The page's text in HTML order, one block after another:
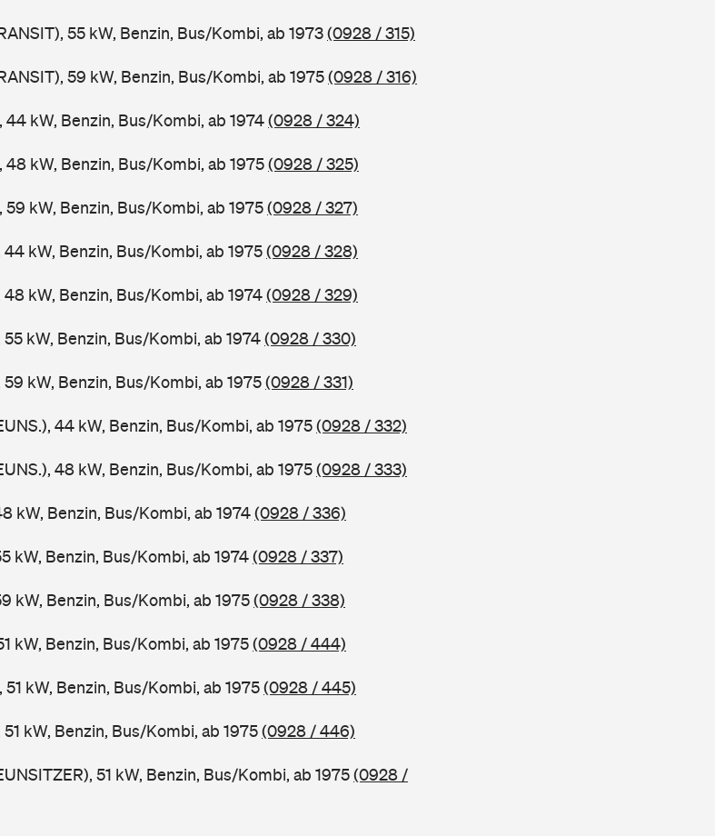
55 kW, Benzin, Bus/Kombi, ab 1973(0928 / 315)
59 kW, Benzin, Bus/Kombi, ab 1975(0928 / 316)
44 kW, Benzin, Bus/Kombi, ab 1974(0928 / 324)
48 kW, Benzin, Bus/Kombi, ab 1975(0928 / 325)
59 kW, Benzin, Bus/Kombi, ab 1975(0928 / 327)
44 kW, Benzin, Bus/Kombi, ab 1975(0928 / 328)
48 kW, Benzin, Bus/Kombi, ab 1974(0928 / 329)
55 kW, Benzin, Bus/Kombi, ab 1974(0928 / 330)
59 kW, Benzin, Bus/Kombi, ab 1975(0928 / 331)
44 kW, Benzin, Bus/Kombi, ab 1975(0928 / 332)
48 kW, Benzin, Bus/Kombi, ab 1975(0928 / 333)
kW, Benzin, Bus/Kombi, ab 1974(0928 / 336)
kW, Benzin, Bus/Kombi, ab 1974(0928 / 337)
kW, Benzin, Bus/Kombi, ab 1975(0928 / 338)
kW, Benzin, Bus/Kombi, ab 1975(0928 / 444)
51 kW, Benzin, Bus/Kombi, ab 1975(0928 / 445)
51 kW, Benzin, Bus/Kombi, ab 1975(0928 / 446)
51 kW, Benzin, Bus/Kombi, ab 1975(0928 /